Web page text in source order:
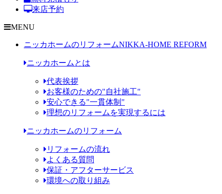
来店予約
MENU
ニッカホームのリフォームNIKKA-HOME REFORM
ニッカホームとは
代表挨拶
お客様のための"自社施工"
安心できる"一貫体制"
理想のリフォームを実現するには
ニッカホームのリフォーム
リフォームの流れ
よくある質問
保証・アフターサービス
環境への取り組み